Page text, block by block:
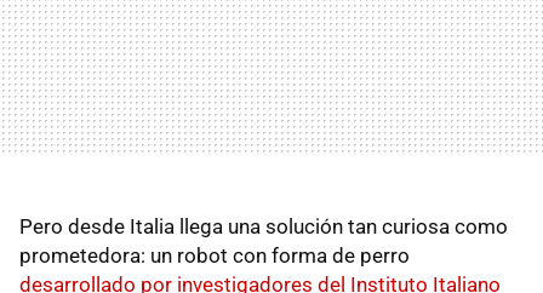
Pero desde Italia llega una solución tan curiosa como
prometedora: un robot con forma de perro
desarrollado por investigadores del Instituto Italiano